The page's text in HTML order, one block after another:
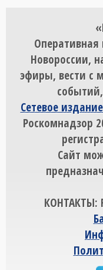
Новороссии,
эфиры, вести с
Сетевое
Роскомнадзор
Сайт
КОНТАКТЫ: